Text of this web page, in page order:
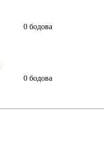
0 бодова
0 бодова